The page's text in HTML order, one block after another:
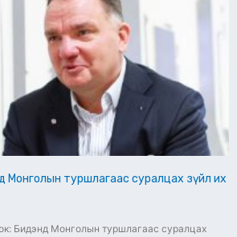
Монголын туршлагаас суралцах зүйл их
Бидэнд Монголын туршлагаас суралцах